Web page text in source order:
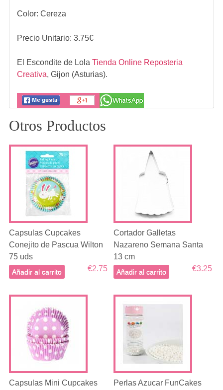
Color: Cereza
Precio Unitario: 3.75€
El Escondite de Lola Tienda Online Reposteria
Creativa, Gijon (Asturias).
Otros Productos
Capsulas Cupcakes
Conejito de Pascua Wilton
75 uds
€2.75
Añadir al carrito
Cortador Galletas
Nazareno Semana Santa
13 cm
€3.25
Añadir al carrito
Capsulas Mini Cupcakes
Perlas Azucar FunCakes